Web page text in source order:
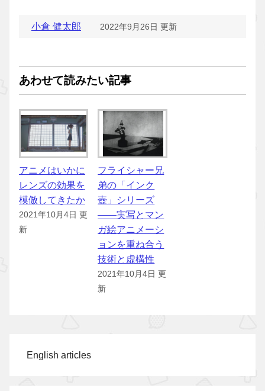
小倉 健太郎 2022年9月26日 更新
あわせて読みたい記事
アニメはいかに
レンズの効果を
模倣してきたか
2021年10月4日 更
新
フライシャー兄
弟の「インク
壺」シリーズ
――実写とマン
ガ絵アニメーシ
ョンを重ね合う
技術と虚構性
2021年10月4日 更
新
English articles